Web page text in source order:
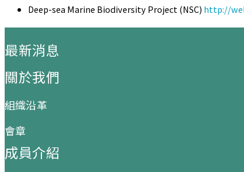
Deep-sea Marine Biodiversity Project (NSC) http://
最新消息
關於我們
組織沿革
會章
成員介紹